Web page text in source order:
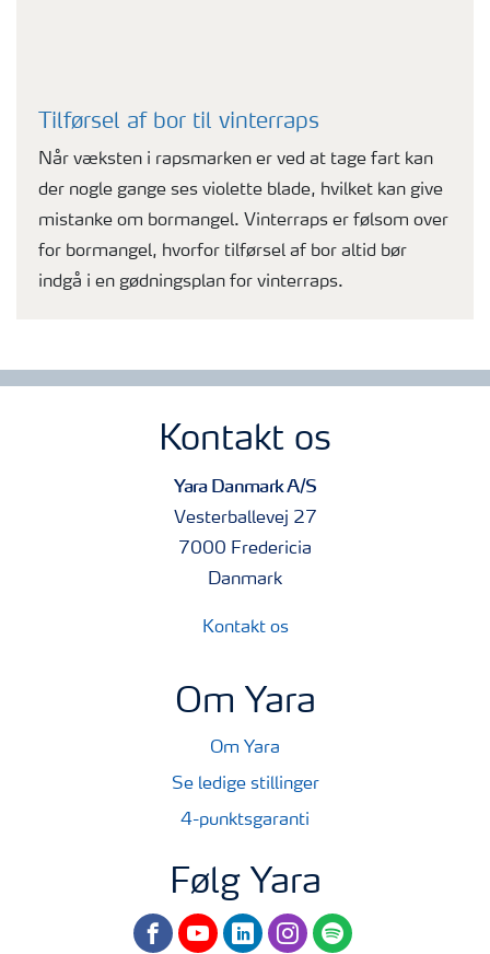
Tilførsel af bor til vinterraps
Når væksten i rapsmarken er ved at tage fart kan
der nogle gange ses violette blade, hvilket kan give
mistanke om bormangel. Vinterraps er følsom over
for bormangel, hvorfor tilførsel af bor altid bør
indgå i en gødningsplan for vinterraps.
Kontakt os
Yara Danmark A/S
Vesterballevej 27
7000 Fredericia
Danmark
Kontakt os
Om Yara
Om Yara
Se ledige stillinger
4-punktsgaranti
Følg Yara
facebookyoutubelinkedininstagram
spotify